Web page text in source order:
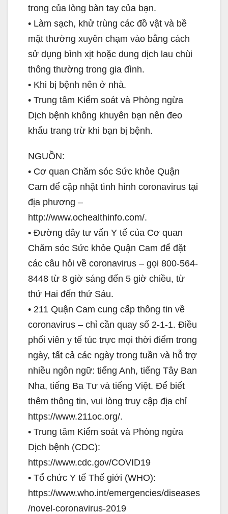
trong của lòng bàn tay của bạn.
• Làm sạch, khử trùng các đồ vật và bề
mặt thường xuyên chạm vào bằng cách
sử dụng bình xịt hoặc dung dịch lau chùi
thông thường trong gia đình.
• Khi bị bệnh nên ở nhà.
• Trung tâm Kiểm soát và Phòng ngừa
Dịch bệnh không khuyên bạn nên đeo
khẩu trang trừ khi bạn bị bệnh.
NGUỒN:
• Cơ quan Chăm sóc Sức khỏe Quận
Cam để cập nhật tình hình coronavirus tại
địa phương –
http://www.ochealthinfo.com/.
• Đường dây tư vấn Y tế của Cơ quan
Chăm sóc Sức khỏe Quận Cam để đặt
các câu hỏi về coronavirus – gọi 800-564-
8448 từ 8 giờ sáng đến 5 giờ chiều, từ
thứ Hai đến thứ Sáu.
• 211 Quận Cam cung cấp thông tin về
coronavirus – chỉ cần quay số 2-1-1. Điều
phối viên y tế túc trực mọi thời điểm trong
ngày, tất cả các ngày trong tuần và hỗ trợ
nhiều ngôn ngữ: tiếng Anh, tiếng Tây Ban
Nha, tiếng Ba Tư và tiếng Việt. Để biết
thêm thông tin, vui lòng truy cập địa chỉ
https://www.211oc.org/.
• Trung tâm Kiểm soát và Phòng ngừa
Dịch bệnh (CDC):
https://www.cdc.gov/COVID19
• Tổ chức Y tế Thế giới (WHO):
https://www.who.int/emergencies/diseases
/novel-coronavirus-2019